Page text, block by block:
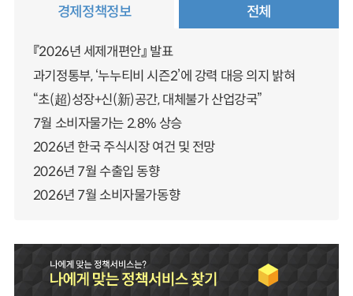
경제정책정보 전체
『2026년 세제개편안』 발표
과기정통부, ‘누누티비 시즌2’에 강력 대응 의지 밝혀
“초(超)성장+신(新)공간, 대체불가 산업강국”
7월 소비자물가는 2.8% 상승
2026년 한국 주식시장 여건 및 전망
2026년 7월 수출입 동향
2026년 7월 소비자물가동향